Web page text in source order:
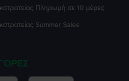
Πληρωμή σε 10 μέρες
Summer Sales